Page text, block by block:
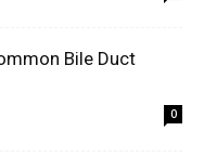
Bile Duct
0